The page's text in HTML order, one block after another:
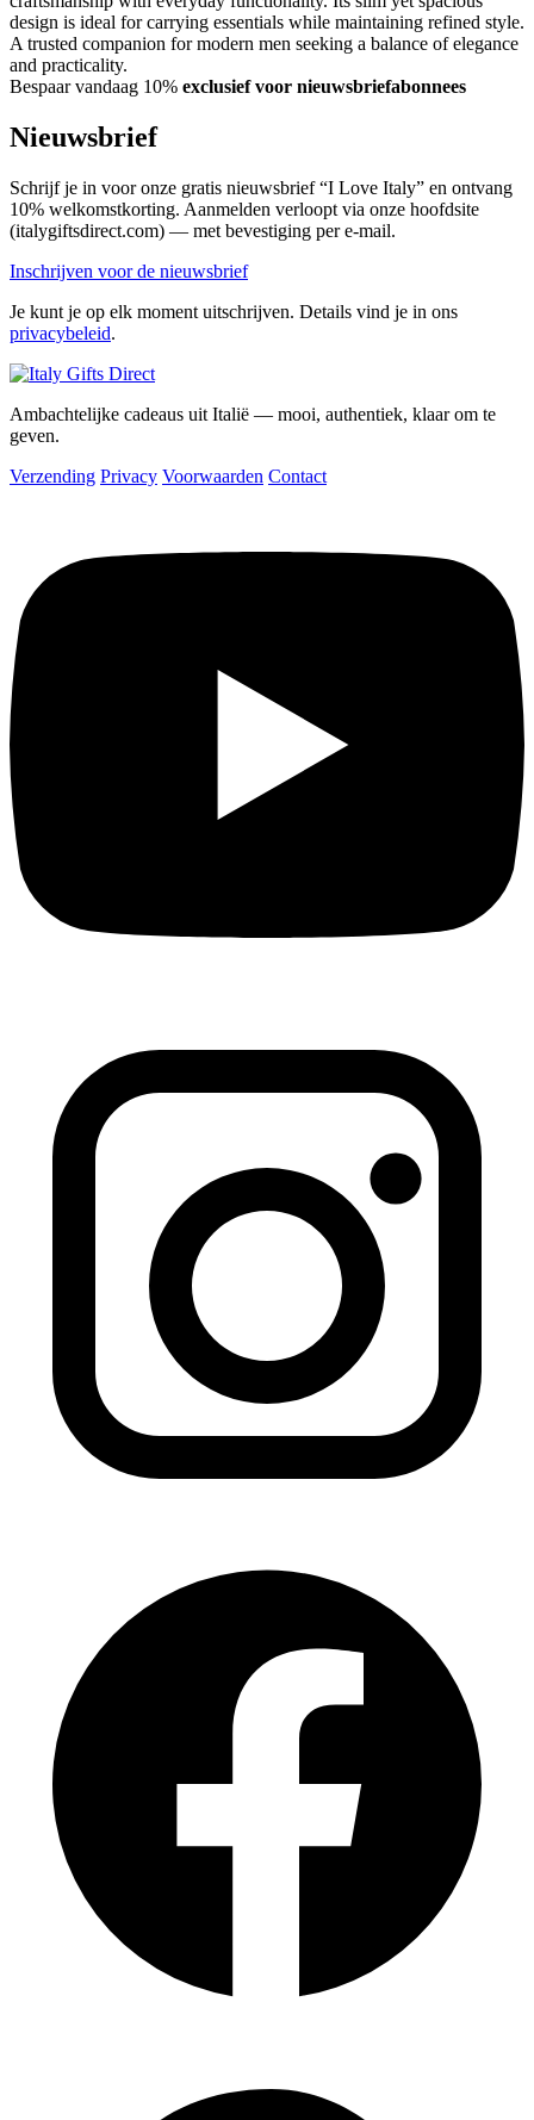
design is ideal for carrying essentials while maintaining refined style.
A trusted companion for modern men seeking a balance of elegance
and practicality.
Bespaar vandaag 10% exclusief voor nieuwsbriefabonnees
Nieuwsbrief
Schrijf je in voor onze gratis nieuwsbrief “I Love Italy” en ontvang
10% welkomstkorting. Aanmelden verloopt via onze hoofdsite
(italygiftsdirect.com) — met bevestiging per e-mail.
Inschrijven voor de nieuwsbrief
Je kunt je op elk moment uitschrijven. Details vind je in ons
privacybeleid.
Ambachtelijke cadeaus uit Italië — mooi, authentiek, klaar om te
geven.
Verzending Privacy Voorwaarden Contact